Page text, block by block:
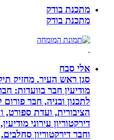
מתכנת בודק
מתכנת בודק
אלי סבח
סגן ראש העיר. מחזיק תיק:
מודיעין חבר בוועדות: חבר
לתכנון ובניה, חבר פורום
הציבורית, ועדת ספורט, ועדת
דירקטוריון עירוני מודיעין,
וחבר דירקטוריון סחלבים.